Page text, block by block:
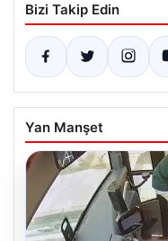
Bizi Takip Edin
Yan Manşet